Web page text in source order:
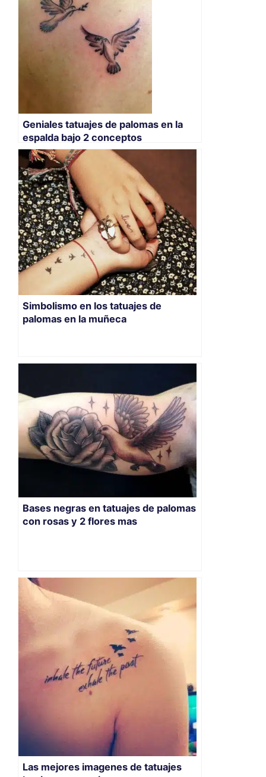
Geniales tatuajes de palomas en la
espalda bajo 2 conceptos
Simbolismo en los tatuajes de
palomas en la muñeca
Bases negras en tatuajes de palomas
con rosas y 2 flores mas
Las mejores imagenes de tatuajes